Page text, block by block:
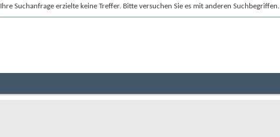
Ihre Suchanfrage erzielte keine Treffer. Bitte versuchen Sie es mit anderen Suchbegriffen.